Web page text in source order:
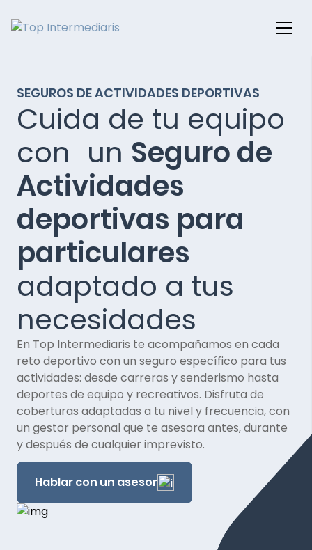
content
SEGUROS DE ACTIVIDADES DEPORTIVAS
Cuida de tu equipo
con un Seguro de
Actividades
deportivas para
particulares
adaptado a tus
necesidades
En Top Intermediaris te acompañamos en cada
reto deportivo con un seguro específico para tus
actividades: desde carreras y senderismo hasta
deportes de equipo y recreativos. Disfruta de
coberturas adaptadas a tu nivel y frecuencia, con
un gestor personal que te asesora antes, durante
y después de cualquier imprevisto.
Hablar con un asesor